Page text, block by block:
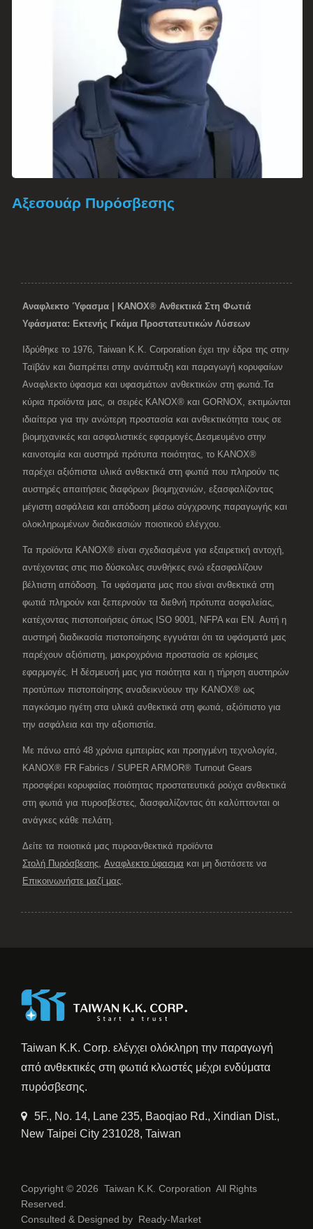
Αξεσουάρ Πυρόσβεσης
Αναφλεκτο Ύφασμα | KANOX® Ανθεκτικά Στη Φωτιά
Υφάσματα: Εκτενής Γκάμα Προστατευτικών Λύσεων
Ιδρύθηκε το 1976, Taiwan K.K. Corporation έχει την έδρα της στην
Ταϊβάν και διαπρέπει στην ανάπτυξη και παραγωγή κορυφαίων
Αναφλεκτο ύφασμα και υφασμάτων ανθεκτικών στη φωτιά.Τα
κύρια προϊόντα μας, οι σειρές KANOX® και GORNOX, εκτιμώνται
ιδιαίτερα για την ανώτερη προστασία και ανθεκτικότητα τους σε
βιομηχανικές και ασφαλιστικές εφαρμογές.Δεσμευμένο στην
καινοτομία και αυστηρά πρότυπα ποιότητας, το KANOX®
παρέχει αξιόπιστα υλικά ανθεκτικά στη φωτιά που πληρούν τις
αυστηρές απαιτήσεις διαφόρων βιομηχανιών, εξασφαλίζοντας
μέγιστη ασφάλεια και απόδοση μέσω σύγχρονης παραγωγής και
ολοκληρωμένων διαδικασιών ποιοτικού ελέγχου.
Τα προϊόντα KANOX® είναι σχεδιασμένα για εξαιρετική αντοχή,
αντέχοντας στις πιο δύσκολες συνθήκες ενώ εξασφαλίζουν
βέλτιστη απόδοση. Τα υφάσματα μας που είναι ανθεκτικά στη
φωτιά πληρούν και ξεπερνούν τα διεθνή πρότυπα ασφαλείας,
κατέχοντας πιστοποιήσεις όπως ISO 9001, NFPA και EN. Αυτή η
αυστηρή διαδικασία πιστοποίησης εγγυάται ότι τα υφάσματά μας
παρέχουν αξιόπιστη, μακροχρόνια προστασία σε κρίσιμες
εφαρμογές. Η δέσμευσή μας για ποιότητα και η τήρηση αυστηρών
προτύπων πιστοποίησης αναδεικνύουν την KANOX® ως
παγκόσμιο ηγέτη στα υλικά ανθεκτικά στη φωτιά, αξιόπιστο για
την ασφάλεια και την αξιοπιστία.
Με πάνω από 48 χρόνια εμπειρίας και προηγμένη τεχνολογία,
KANOX® FR Fabrics / SUPER ARMOR® Turnout Gears
προσφέρει κορυφαίας ποιότητας προστατευτικά ρούχα ανθεκτικά
στη φωτιά για πυροσβέστες, διασφαλίζοντας ότι καλύπτονται οι
ανάγκες κάθε πελάτη.
Δείτε τα ποιοτικά μας πυροανθεκτικά προϊόντα
Στολή Πυρόσβεσης Αναφλεκτο ύφασμα και μη διστάσετε να
Επικοινωνήστε μαζί μας
Taiwan K.K. Corp. ελέγχει ολόκληρη την παραγωγή
από ανθεκτικές στη φωτιά κλωστές μέχρι ενδύματα
πυρόσβεσης.
5F., No. 14, Lane 235, Baoqiao Rd., Xindian Dist.,
New Taipei City 231028, Taiwan
Copyright © 2026 Taiwan K.K. Corporation All Rights
Reserved.
Consulted & Designed by Ready-Market